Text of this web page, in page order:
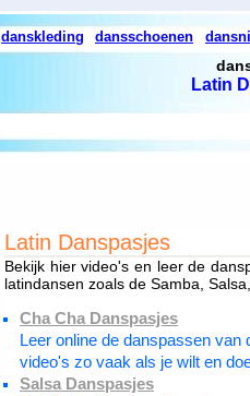
danskleding dansschoenen
Latin
Latin Danspasjes
Bekijk hier video's en leer de
latindansen zoals de Samba,
Cha Cha Danspasjes
Leer online de danspassen
video's zo vaak als je wilt en
Salsa Danspasjes